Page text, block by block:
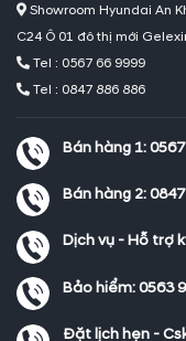
Showroom Hyundai An
C24 Ô 01 đô thị mới
Tel : 0567 66 9999
Tel : 0847 886 886
Bán hàng 1:
Bán hàng 2:
Dịch vụ - Hỗ trợ
Bảo hiểm:0563
Đặt lịch hẹn -